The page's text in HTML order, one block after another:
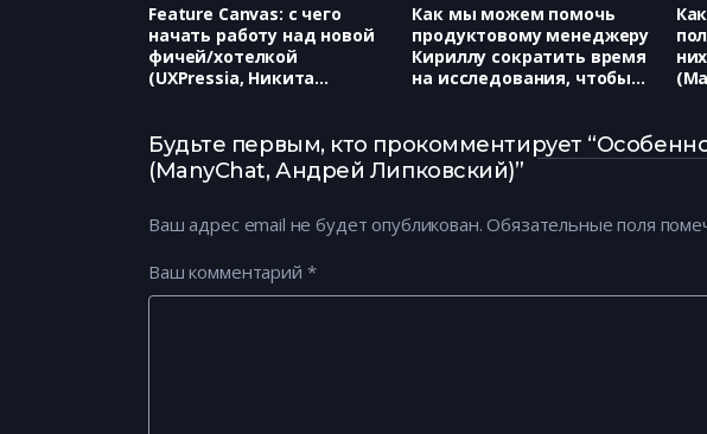
Feature Canvas: с чего
начать работу над новой
фичей/хотелкой
(UXPressia, Никита
Как мы можем помочь
продуктовому менеджеру
Кириллу сократить время
на исследования, чтобы
Безрукова)
Будьте первым, кто прокомментирует
(ManyChat, Андрей Липковский)”
Ваш адрес email не будет опубликован. Обязательные поля
Ваш комментарий *